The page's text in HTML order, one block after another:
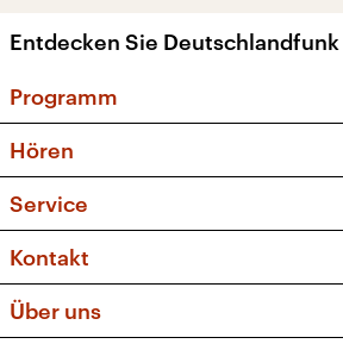
Entdecken Sie
Programm
Sendungen und Podcasts
Musikliste
Kakadu – Das
Hören
Frequenzen (UKW + DAB+)
Service
FAQ
Apps
Newsletter
Kontakt
Social Media
Über uns